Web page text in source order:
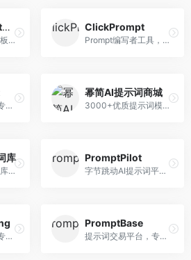
Awesome ChatGPT Prompts
ChatGPT提示词模板库，专注于实用提示词收集。面向ChatGPT用户，提供提示词模板、使用场景、效果展示等资源，模板实用性强。
ClickPrompt
Prompt编写者工具，专注于提示词创作辅助。面向提示词创作者，提供提示词编辑、测试、分享等服务，创作工具完善。
提示词优化工具，专注于提示词质量提升。面向AI用户，提供提示词优化、效果测试、版本对比等服务，提示词优化专业。
幂简AI提示词商城
3000+优质提示词模板平台，专注于中文提示词。面向中文AI用户，提供提示词模板、分类检索、一键使用等服务，中文提示词丰富。
库
Google官方提示词库，专注于Gemini模型优化。面向开发者，提供官方提示词指南、最佳实践、示例代码等资源，权威性强。
PromptPilot
字节跳动AI提示词平台，专注于提示词优化与管理。面向AI用户，提供提示词优化、效果测试、团队协作等服务，企业级功能完善。
提示词学习网站，专注于提示词工程教育。面向AI学习者，提供提示词教程、最佳实践、案例研究等资源，教学内容系统。
PromptBase
提示词交易平台，专注于高质量提示词买卖。面向AI创作者，提供提示词交易、模板购买、创作者收益等服务，提示词质量高。